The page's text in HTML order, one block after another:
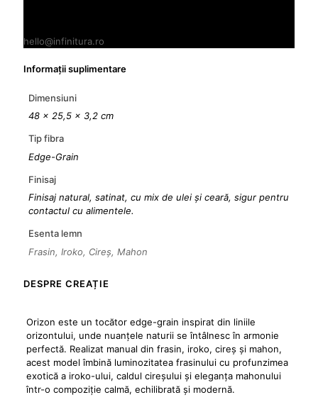
hello@infinitura.ro
Informații suplimentare
Dimensiuni
48 × 25,5 × 3,2 cm
Tip fibra
Edge-Grain
Finisaj
Finisaj natural, satinat, cu mix de ulei și ceară, sigur pentru
contactul cu alimentele.
Esenta lemn
Frasin, Iroko, Cireș, Mahon
DESPRE CREAȚIE
Orizon este un tocător edge-grain inspirat din liniile
orizontului, unde nuanțele naturii se întâlnesc în armonie
perfectă. Realizat manual din frasin, iroko, cireș și mahon,
acest model îmbină luminozitatea frasinului cu profunzimea
exotică a iroko-ului, caldul cireșului și eleganța mahonului
într-o compoziție calmă, echilibrată și modernă.